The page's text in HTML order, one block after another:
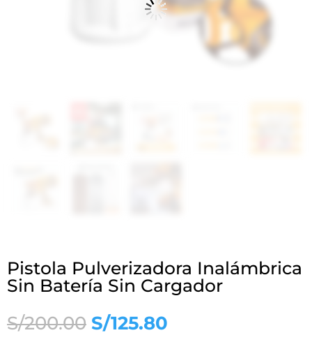
Pistola Pulverizadora Inalámbrica
Sin Batería Sin Cargador
S/200.00 El
precio
S/125.80